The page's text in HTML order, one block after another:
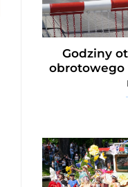
Godziny
obrotowego